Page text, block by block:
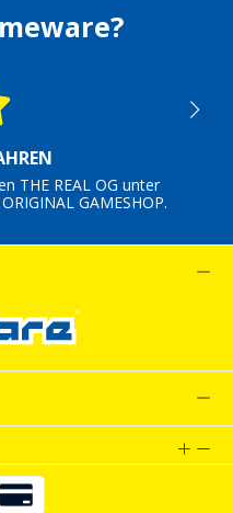
THE REAL OG unter
GAMESHOP.